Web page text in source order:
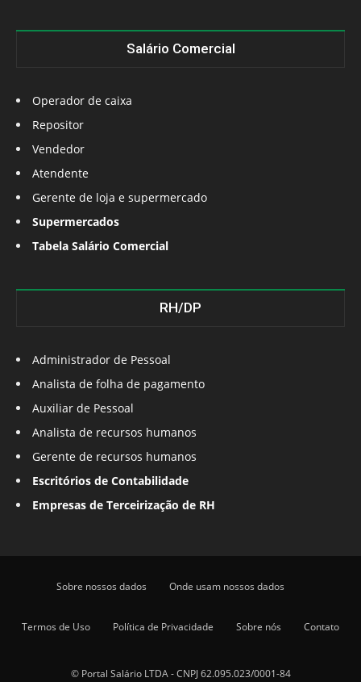
Salário Comercial
Operador de caixa
Repositor
Vendedor
Atendente
Gerente de loja e supermercado
Supermercados
Tabela Salário Comercial
RH/DP
Administrador de Pessoal
Analista de folha de pagamento
Auxiliar de Pessoal
Analista de recursos humanos
Gerente de recursos humanos
Escritórios de Contabilidade
Empresas de Terceirização de RH
Sobre nossos dados Onde usam nossos dados
Termos de Uso Política de Privacidade Sobre nós Contato
© Portal Salário LTDA - CNPJ 62.095.023/0001-84